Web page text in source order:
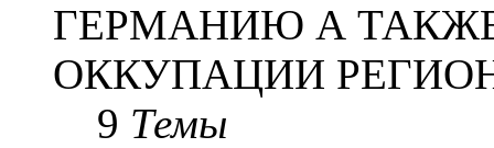
ГЕРМАНИЮ А
ОККУПАЦИИ
9 Темы